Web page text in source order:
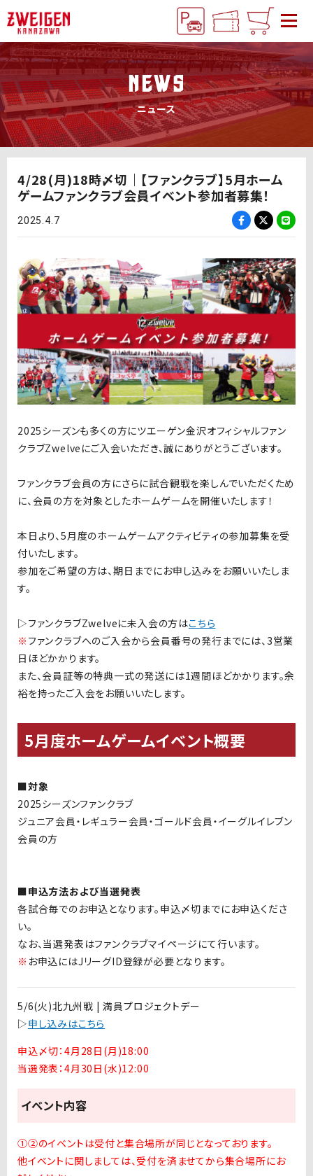
NEWS
ニュース
4/28(月)18時〆切｜【ファンクラブ】5月ホーム
ゲームファンクラブ会員イベント参加者募集！
2025.4.7
2025シーズンも多くの方にツエーゲン金沢オフィシャルファン
クラブZwelveにご入会いただき、誠にありがとうございます。
ファンクラブ会員の方にさらに試合観戦を楽しんでいただくため
に、会員の方を対象としたホームゲームを開催いたします！
本日より、5月度のホームゲームアクティビティの参加募集を受
付いたします。
参加をご希望の方は、期日までにお申し込みをお願いいたしま
す。
▷ファンクラブZwelveに未入会の方はこちら
※ ファンクラブへのご入会から会員番号の発行までには、 3営業
日ほどかかります。
また、会員証等の特典一式の発送には1週間ほどかかります。余
裕を持ったご入会をお願いいたします。
5月度ホームゲームイベント概要
■対象
2025シーズンファンクラブ
ジュニア会員・レギュラー会員・ゴールド会員・イーグルイレブン
会員の方
■申込方法および当選発表
各試合毎でのお申込となります。申込〆切までにお申込くださ
い。
なお、当選発表はファンクラブマイページにて行います。
※ お申込にはJ リーグID登録が必要となります。
5/6(火)北九州戦 | 満員プロジェクトデー
▷申し込みはこちら
申込〆切：4月28日(月)18:00
当選発表：4月30日(水)12:00
イベント内容
①②のイベントは受付と集合場所が同じとなっております。
他イベントに関しましては、受付を済ませてから集合場所にお